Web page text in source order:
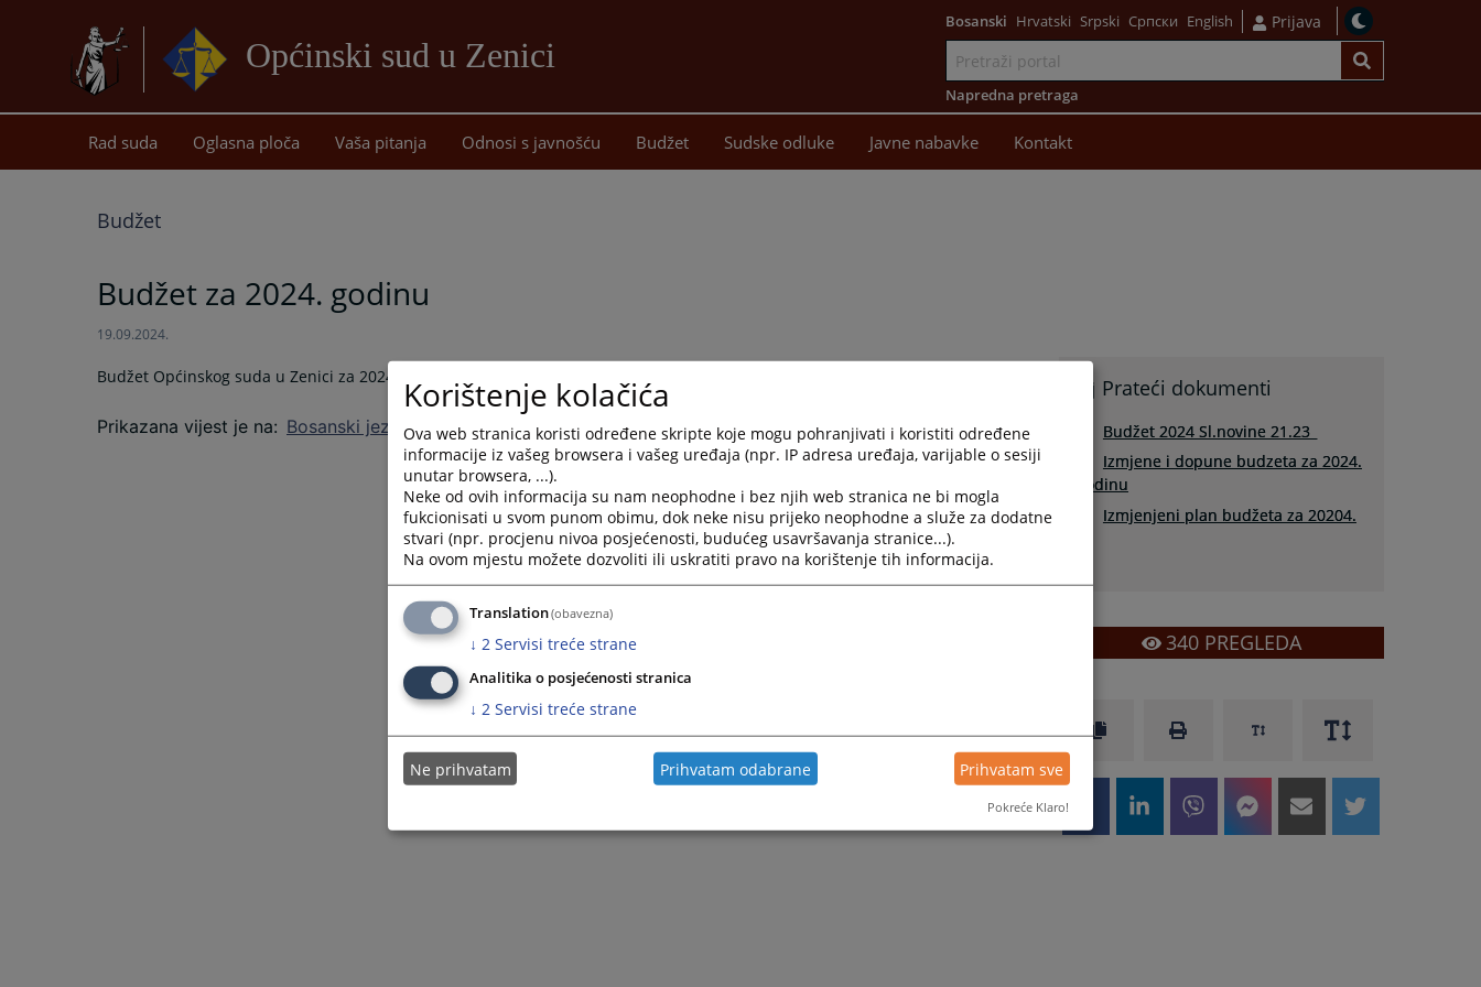
Općinski sud u Zenici
sadržaj
Bosanski Hrvatski Srpski Српски English Prijava
Napredna pretraga
Rad suda Oglasna ploča Vaša pitanja Odnosi s javnošću Budžet Sudske odluke Javne nabavke Kontakt
Budžet
Budžet za 2024. godinu
19.09.2024.
Budžet Općinskog suda u Zenici za 2024. godinu.
Prikazana vijest je na: Bosanski jezik
Prateći dokumenti
Budžet 2024 Sl.novine 21.23_
Izmjene i dopune budzeta za 2024.
godinu
Izmjenjeni plan budžeta za 20204.
340PREGLEDA
Korištenje kolačića
Ova web stranica koristi određene skripte koje mogu pohranjivati i koristiti određene
informacije iz vašeg browsera i vašeg uređaja (npr. IP adresa uređaja, varijable o sesiji
unutar browsera, ...).
Neke od ovih informacija su nam neophodne i bez njih web stranica ne bi mogla
fukcionisati u svom punom obimu, dok neke nisu prijeko neophodne a služe za dodatne
stvari (npr. procjenu nivoa posjećenosti, budućeg usavršavanja stranice...).
Na ovom mjestu možete dozvoliti ili uskratiti pravo na korištenje tih informacija.
Translation(obavezna)
↓ 2 Servisi treće strane
Analitika o posjećenosti stranica
↓ 2 Servisi treće strane
Ne prihvatam Prihvatam odabrane Prihvatam sve
Pokreće Klaro!